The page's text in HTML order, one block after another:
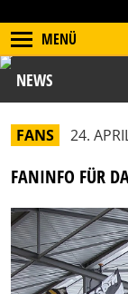
MENÜ
NEWS
FANS 24.
FANINFO FÜR